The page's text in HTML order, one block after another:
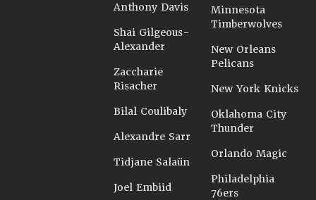
Anthony Davis
Shai Gilgeous-
Alexander
Zaccharie
Risacher
Bilal Coulibaly
Alexandre Sarr
Tidjane Salaün
Joel Embiid
Minnesota
Timberwolves
New Orleans
Pelicans
New York Knicks
Oklahoma City
Thunder
Orlando Magic
Philadelphia
76ers